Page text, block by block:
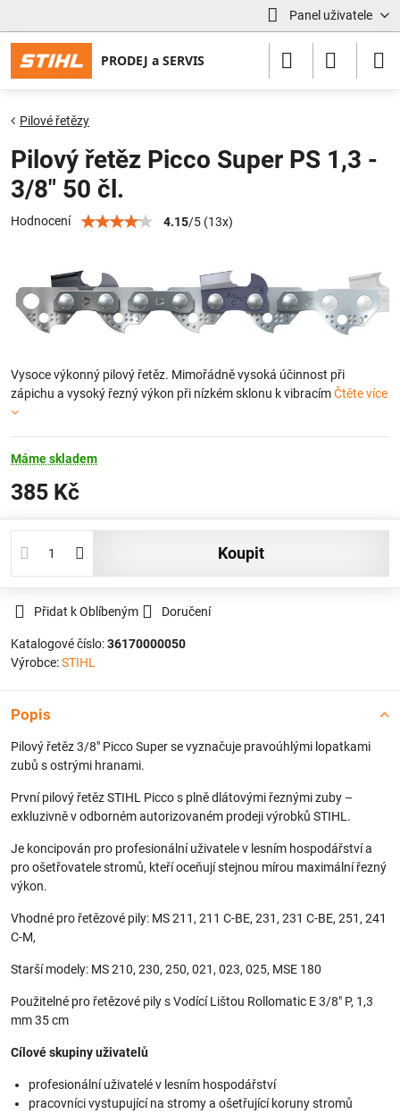
Panel uživatele
Pilové řetězy
Pilový řetěz Picco Super PS 1,3 -
3/8" 50 čl.
Hodnocení 4.15/5 (13x)
Vysoce výkonný pilový řetěz. Mimořádně vysoká účinnost při
zápichu a vysoký řezný výkon při nízkém sklonu k vibracímČtěte více
Máme skladem
385 Kč
koupit
Přidat k Oblíbeným Doručení
Katalogové číslo:36170000050
Výrobce:STIHL
Popis
Pilový řetěz 3/8" Picco Super se vyznačuje pravoúhlými lopatkami
zubů s ostrými hranami.
První pilový řetěz STIHL Picco s plně dlátovými řeznými zuby –
exkluzivně v odborném autorizovaném prodeji výrobků STIHL.
Je koncipován pro profesionální uživatele v lesním hospodářství a
pro ošetřovatele stromů, kteří oceňují stejnou mírou maximální řezný
výkon.
Vhodné pro řetězové pily: MS 211, 211 C-BE, 231, 231 C-BE, 251, 241
C-M,
Starší modely: MS 210, 230, 250, 021, 023, 025, MSE 180
Použitelné pro řetězové pily s Vodící Lištou Rollomatic E 3/8" P, 1,3
mm 35 cm
Cílové skupiny uživatelů
profesionální uživatelé v lesním hospodářství
pracovníci vystupující na stromy a ošetřující koruny stromů